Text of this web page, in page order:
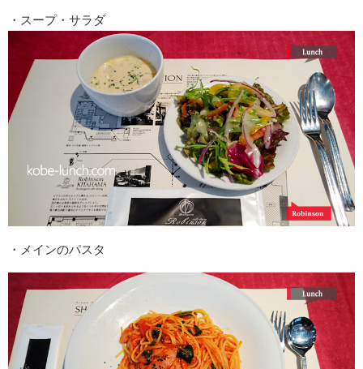
・スープ・サラダ
・メインのパスタ